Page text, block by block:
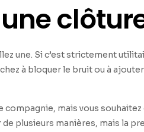
une. Si c’est strictement
à bloquer le bruit ou à
compagnie, mais vous
plusieurs manières, mais la